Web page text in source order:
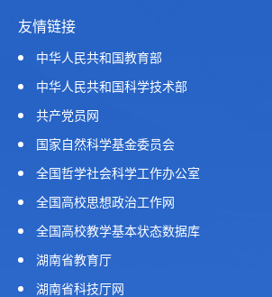
友情链接
中华人民共和国教育部
中华人民共和国科学技术部
共产党员网
国家自然科学基金委员会
全国哲学社会科学工作办公室
全国高校思想政治工作网
全国高校教学基本状态数据库
湖南省教育厅
湖南省科技厅网